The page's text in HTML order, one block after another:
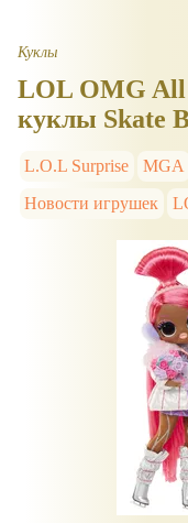
Куклы
LOL OMG All
куклы Skate
L.O.L Surprise MGA
Новости игрушек